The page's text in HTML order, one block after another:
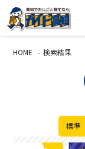
HOME 検索結果
標準